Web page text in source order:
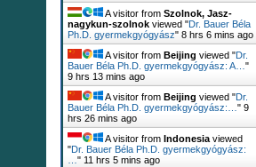
A visitor from Szolnok, Jasz-
nagykun-szolnok viewed "Dr. Bauer Béla
Ph.D. gyermekgyógyász" 8 hrs 6 mins ago
A visitor from Beijing viewed "Dr.
Bauer Béla Ph.D. gyermekgyógyász: A… "
9 hrs 13 mins ago
A visitor from Beijing viewed "Dr.
Bauer Béla Ph.D. gyermekgyógyász:… " 9
hrs 26 mins ago
A visitor from Indonesia viewed
"Dr. Bauer Béla Ph.D. gyermekgyógyász:
" 11 hrs 5 mins ago